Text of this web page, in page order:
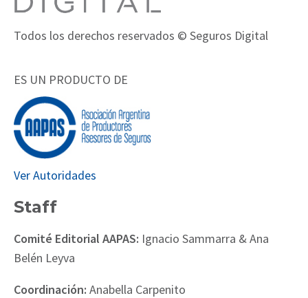
Todos los derechos reservados © Seguros Digital
ES UN PRODUCTO DE
Ver Autoridades
Staff
Comité Editorial AAPAS: Ignacio Sammarra & Ana
Belén Leyva
Coordinación: Anabella Carpenito